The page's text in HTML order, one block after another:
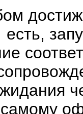
есть,
самому